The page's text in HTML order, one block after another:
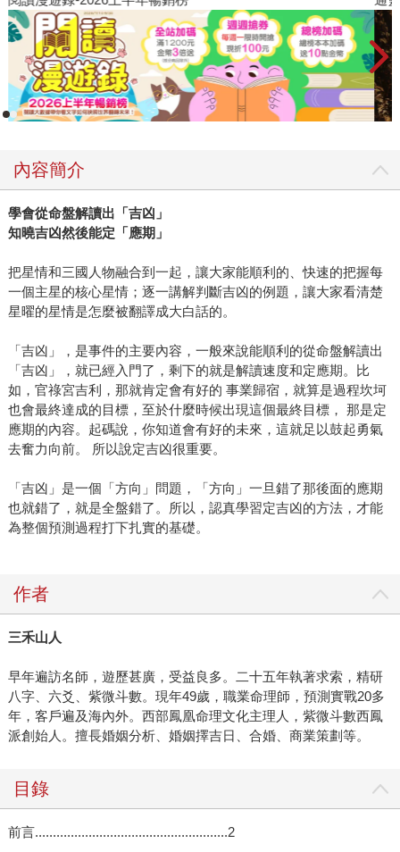
內容簡介
學會從命盤解讀出「吉凶」
知曉吉凶然後能定「應期」
把星情和三國人物融合到一起，讓大家能順利的、快速的把握每
一個主星的核心星情；逐一講解判斷吉凶的例題，讓大家看清楚
星曜的星情是怎麼被翻譯成大白話的。
「吉凶」，是事件的主要內容，一般來說能順利的從命盤解讀出
「吉凶」，就已經入門了，剩下的就是解讀速度和定應期。比
如，官祿宮吉利，那就肯定會有好的 事業歸宿，就算是過程坎坷
也會最終達成的目標，至於什麼時候出現這個最終目標， 那是定
應期的內容。起碼說，你知道會有好的未來，這就足以鼓起勇氣
去奮力向前。 所以說定吉凶很重要。
「吉凶」是一個「方向」問題，「方向」一旦錯了那後面的應期
也就錯了，就是全盤錯了。所以，認真學習定吉凶的方法，才能
為整個預測過程打下扎實的基礎。
作者
三禾山人
早年遍訪名師，遊歷甚廣，受益良多。二十五年執著求索，精研
八字、六爻、紫微斗數。現年49歲，職業命理師，預測實戰20多
年，客戶遍及海內外。西部鳳凰命理文化主理人，紫微斗數西鳳
派創始人。擅長婚姻分析、婚姻擇吉日、合婚、商業策劃等。
目錄
前言......................................................2